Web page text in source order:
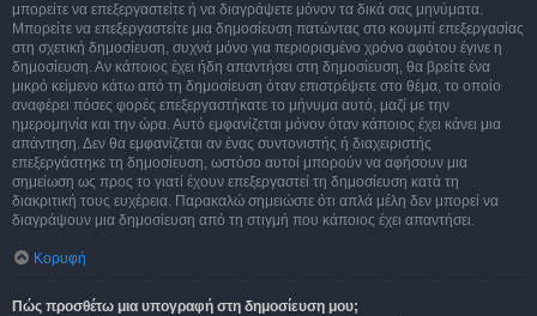
μπορείτε να επεξεργαστείτε ή να διαγράψετε μόνον τα δικά σας μηνύματα.
Μπορείτε να επεξεργαστείτε μια δημοσίευση πατώντας στο κουμπί επεξεργασίας
στη σχετική δημοσίευση, συχνά μόνο για περιορισμένο χρόνο αφότου έγινε η
δημοσίευση. Αν κάποιος έχει ήδη απαντήσει στη δημοσίευση, θα βρείτε ένα
μικρό κείμενο κάτω από τη δημοσίευση όταν επιστρέψετε στο θέμα, το οποίο
αναφέρει πόσες φορές επεξεργαστήκατε το μήνυμα αυτό, μαζί με την
ημερομηνία και την ώρα. Αυτό εμφανίζεται μόνον όταν κάποιος έχει κάνει μια
απάντηση. Δεν θα εμφανίζεται αν ένας συντονιστής ή διαχειριστής
επεξεργάστηκε τη δημοσίευση, ωστόσο αυτοί μπορούν να αφήσουν μια
σημείωση ως προς το γιατί έχουν επεξεργαστεί τη δημοσίευση κατά τη
διακριτική τους ευχέρεια. Παρακαλώ σημειώστε ότι απλά μέλη δεν μπορεί να
διαγράψουν μια δημοσίευση από τη στιγμή που κάποιος έχει απαντήσει.
Κορυφή
Πώς προσθέτω μια υπογραφή στη δημοσίευση μου;